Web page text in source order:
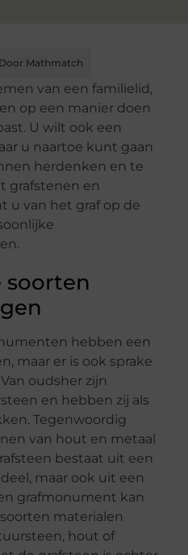
Mathmatch
van een familielid,
op een manier doen
U wilt ook een
u naartoe kunt gaan
herdenken en te
grafstenen en
u van het graf op de
soorten
hebben een
maar er is ook sprake
oudsher zijn
en hebben zij als
Tegenwoordig
van hout en metaal
bestaat uit een
maar ook uit een
grafmonument kan
materialen
hout of